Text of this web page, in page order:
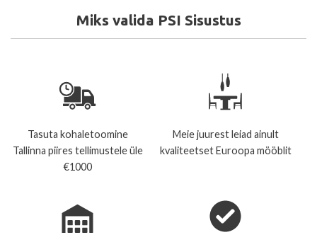
Miks valida PSI Sisustus
Tasuta kohaletoomine
Tallinna piires tellimustele üle
€1000
Meie juurest leiad ainult
kvaliteetset Euroopa mööblit